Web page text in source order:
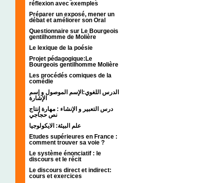
réflexion avec exemples
Préparer un exposé, mener un
débat et améliorer son Oral
Questionnaire sur Le Bourgeois
gentilhomme de Molière
Le lexique de la poésie
Projet pédagogique:Le
Bourgeois gentilhomme Molière
Les procédés comiques de la
comédie
الدرس اللغوي:الإسم الموصول و إسم
الإشارة
درس التعبير و الإنشاء : مهارة إنتاج
نص حجاجي
علم البيئة: الايكولوجيا
Etudes supérieures en France :
comment trouver sa voie ?
Le système énonciatif : le
discours et le récit
Le discours direct et indirect:
cours et exercices